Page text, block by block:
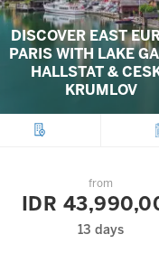
DISCOVER EAST
PARIS WITH LAKE
HALLSTAT &
KRUMLOV
from
IDR
13 days